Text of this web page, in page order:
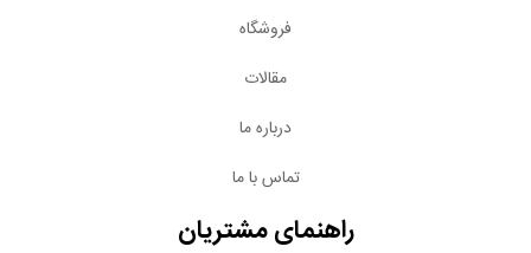
فروشگاه
مقالات
درباره ما
تماس با ما
راهنمای مشتریان